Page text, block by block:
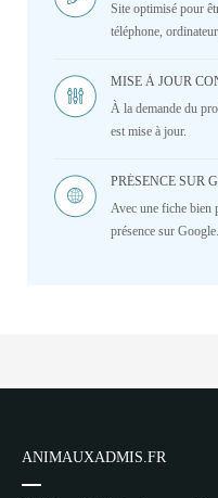
Site optimisé pour
téléphone,
MISE À JOUR
À la demande du
est mise à jour.
PRÉSENCE SUR
Avec une fiche bien
présence sur Google.
ANIMAUXADMIS.FR